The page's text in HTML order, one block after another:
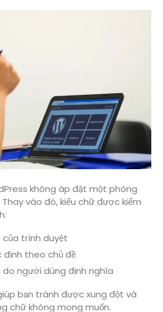
không áp đặt một phông
vào đó, kiểu chữ được kiểm
của trình duyệt
định theo chủ đề
người dùng định nghĩa
bạn tránh được xung đột và
chữ không mong muốn.